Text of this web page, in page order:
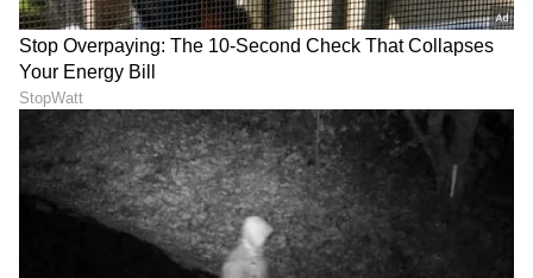
ABOUT THE AUTHOR
Sathish Kumar KH
ವಿಜಯನಗರ ಜಿಲ್ಲೆ ಕಂದಗಲ್‌ಪುರ ಗ್ರಾಮದವನು ಮೂಲತಃ ಶಿಕ್ಷಕ.
ಆದರೆ, ಆಕರ್ಷಿಸಿದ್ದು ಪತ್ರಿಕೋದ್ಯಮ. ಎಂಟು ವರ್ಷಗಳಿಂದ
ಪ್ರಜಾವಾಣಿ, ವಿಜಯವಾಣಿ ನಂತರ ಇದೀಗ ಏಷ್ಯಾನೆಟ್ ಕನ್ನಡದಲ್ಲಿ
ಕಾರ್ಯನಿರ್ವಹಿಸುತ್ತಿದ್ದೇನೆ. ಕರ್ನಾಟಕ ರಾಜಕಾರಣ ನೆಚ್ಚಿನ ಕ್ಷೇತ್ರ.
ಡಿಜಿಟಲ್ ಮಾಧ್ಯಮಕ್ಕನುಗುಣವಾಗಿ ಶಿಕ್ಷಣ, ಆರೋಗ್ಯ, ಸಿನಿಮಾ
ಸುದ್ದಿಗಳನ್ನೂ ಬರೆಯುತ್ತೇನೆ. ಕ್ರಿಕೆಟ್, ಕೃಷಿ ಇಷ್ಟ. ಓದು ನೆಚ್ಚಿನ
ಬೆಂಗಳೂರು ಕರ್ನಾಟಕ ಮಳೆ ಮಳೆ ಹವಾಮಾನ ಮುನ್ಸೂಚನೆ